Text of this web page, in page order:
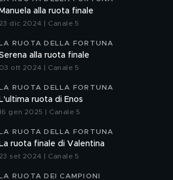
Manuela alla ruota finale
23 dic 2024 | Canale 5
RUOTA DELLA FORTUNA
alla ruota finale
03 ott 2024 | Canale 5
RUOTA DELLA FORTUNA
L'ultima ruota di Enos
gen 2025 | Canale 5
RUOTA DELLA FORTUNA
La ruota finale di Valentina
23 set 2024 | Canale 5
RUOTA DEI CAMPIONI